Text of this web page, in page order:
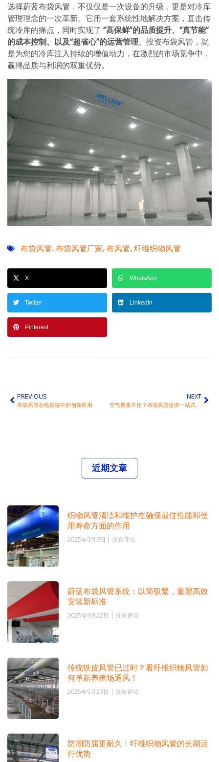
选择蔚蓝布袋风管，不仅仅是一次设备的升级，更是对冷库
管理理念的一次革新。它用一套系统性地解决方案，直击传
统冷库的痛点，同时实现了 “高保鲜”的品质提升、“真节能”
的成本控制、以及“超省心”的运营管理。投资布袋风管，就
是为您的冷库注入持续的增值动力，在激烈的市场竞争中，
赢得品质与利润的双重优势。
布袋风管, 布袋风管厂家, 布风管, 纤维织物风管
X WhatsApp
Twitter LinkedIn
Pinterest
PREVIOUS
布袋风管在电影院中的创新应用
NEXT
空气质量不佳？布袋风管提供一站式智能通风净化方案
近期文章
织物风管清洁和维护在确保最佳性能和使
用寿命方面的作用
2025年9月9日
没有评论
蔚蓝布袋风管系统：以简驭繁，重塑高效
安装新标准
2025年9月22日
没有评论
传统铁皮风管已过时？看纤维织物风管如
何革新养殖场通风！
2025年9月23日
没有评论
防潮防腐更耐久：纤维织物风管的长期运
行优势